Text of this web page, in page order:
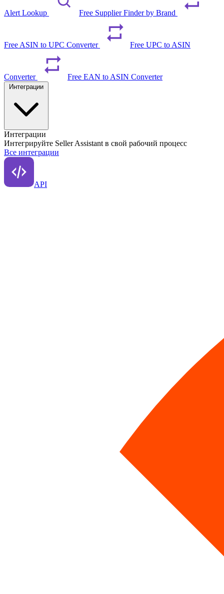
Alert Lookup Free Supplier Finder by Brand
Free ASIN to UPC Converter Free UPC to ASIN
Converter Free EAN to ASIN Converter
Интеграции
Интегрируйте Seller Assistant в свой рабочий процесс
Все интеграции
API